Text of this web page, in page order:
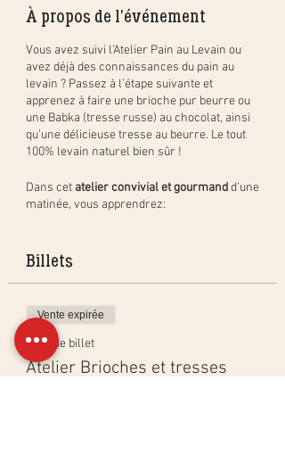
À propos de l'événement
Vous avez suivi l’Atelier Pain au Levain ou
avez déjà des connaissances du pain au
levain ? Passez à l’étape suivante et
apprenez à faire une brioche pur beurre ou
une Babka (tresse russe) au chocolat, ainsi
qu’une délicieuse tresse au beurre. Le tout
100% levain naturel bien sûr !
Dans cet atelier convivial et gourmandd’une
matinée, vous apprendrez:
brioches, Babkas et tresses au
beurre, étape par étape, et en pratique
;
comment créer, activer et entretenir
un levain « dur » (PastaMadre ou
levain de Panettone);
obtenir les mêmes résultats qu'en
Billets
Vente expirée
Type de billet
Atelier Brioches et tresses